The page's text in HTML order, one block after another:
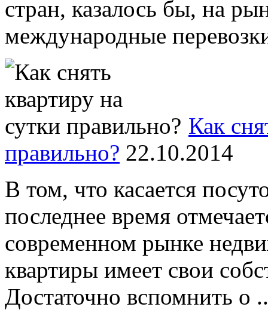
стран, казалось бы, на
международные
Как
правильно? 22.10.2014
В том, что касается
последнее время
современном рынке
квартиры имеет свои
Достаточно вспомнить о